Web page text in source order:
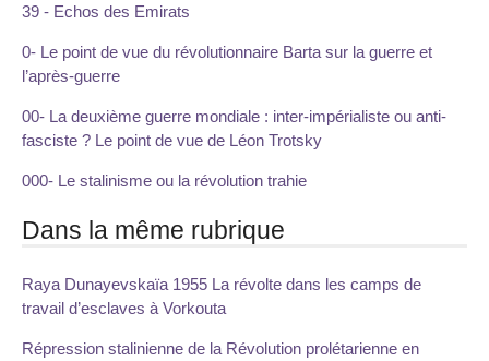
39 - Echos des Emirats
0- Le point de vue du révolutionnaire Barta sur la guerre et
l’après-guerre
00- La deuxième guerre mondiale : inter-impérialiste ou anti-
fasciste ? Le point de vue de Léon Trotsky
000- Le stalinisme ou la révolution trahie
Dans la même rubrique
Raya Dunayevskaïa 1955 La révolte dans les camps de
travail d’esclaves à Vorkouta
Répression stalinienne de la Révolution prolétarienne en